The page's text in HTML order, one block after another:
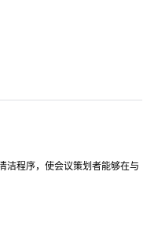
程序，使会议策划者能够在与